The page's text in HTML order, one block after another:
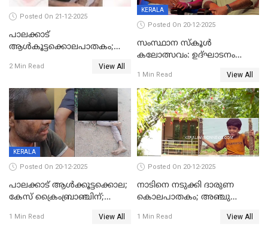
Posted On 21-12-2025
പാലക്കാട്‌
ആൾകൂട്ടക്കൊലപാതകം;
ഊർജ്ജിതമാക്കിമാക്കി
2 Min Read View All
KERALA
Posted On 20-12-2025
സംസ്ഥാന സ്കൂൾ
കലോത്സവം: ഉദ്ഘാടനം
മുഖ്യാതിഥിയായി
മോഹൻലാൽ
1 Min Read View All
KERALA
Posted On 20-12-2025
പാലക്കാട് ആൾക്കൂട്ടക്കൊല;
കേസ് ക്രൈംബ്രാഞ്ചിന്;
അന്വേഷിക്കും
1 Min Read View All
Posted On 20-12-2025
നാടിനെ നടുക്കി ദാരുണ
കൊലപാതകം; അഞ്ചു
കഴുത്തുഞെരിച്ച് കൊന്നു
1 Min Read View All